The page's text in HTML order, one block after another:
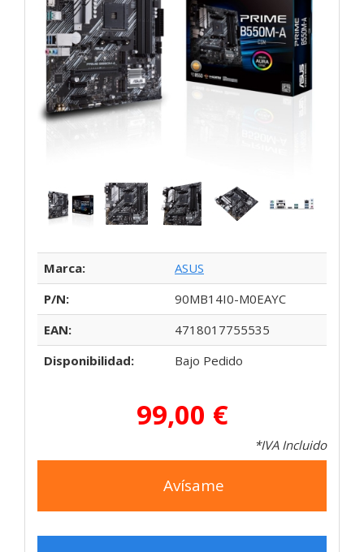
Marca:
ASUS
P/N:
90MB14I0-M0EAYC
EAN:
4718017755535
Disponibilidad:
Bajo Pedido
99,00 €
*IVA Incluido
Avísame